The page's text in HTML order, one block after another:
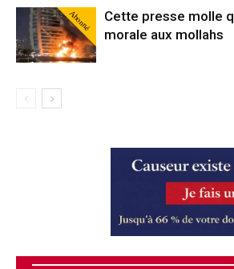
Abonné
Cette presse molle
morale aux mollahs